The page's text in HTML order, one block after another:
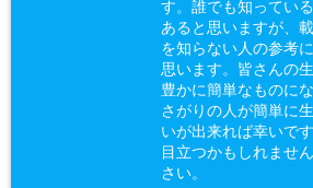
す。誰でも知ってい
あると思いますが、
を知らない人の参考
思います。皆さんの
豊かに簡単なものに
さがりの人が簡単に
いが出来れば幸いで
目立つかもしれませ
さい。